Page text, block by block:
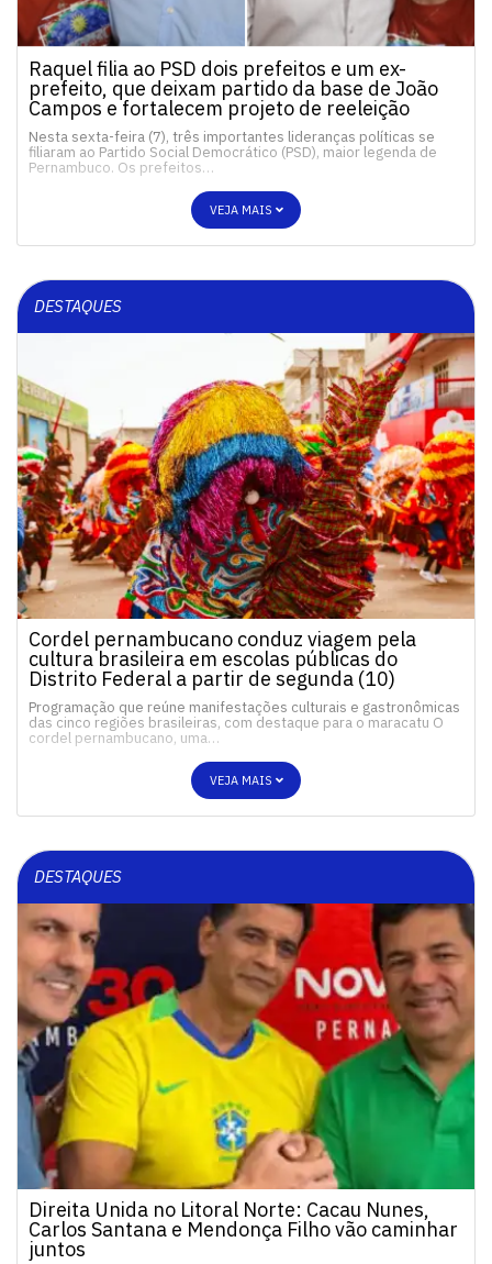
Raquel filia ao PSD dois prefeitos e um ex-
prefeito, que deixam partido da base de João
Campos e fortalecem projeto de reeleição
Nesta sexta-feira (7), três importantes lideranças políticas se
filiaram ao Partido Social Democrático (PSD), maior legenda de
Pernambuco. Os prefeitos…
VEJA MAIS
DESTAQUES
Cordel pernambucano conduz viagem pela
cultura brasileira em escolas públicas do
Distrito Federal a partir de segunda (10)
Programação que reúne manifestações culturais e gastronômicas
das cinco regiões brasileiras, com destaque para o maracatu O
cordel pernambucano, uma…
VEJA MAIS
DESTAQUES
Direita Unida no Litoral Norte: Cacau Nunes,
Carlos Santana e Mendonça Filho vão caminhar
juntos